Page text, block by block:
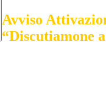
Avviso
“Discutiamone